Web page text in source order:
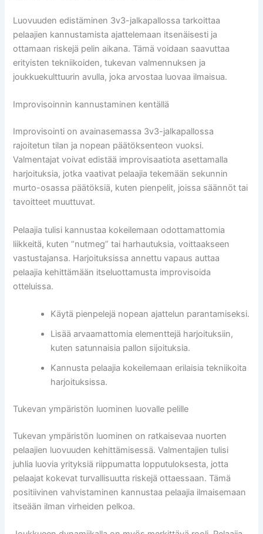
Luovuuden edistäminen 3v3-jalkapallossa tarkoittaa
pelaajien kannustamista ajattelemaan itsenäisesti ja
ottamaan riskejä pelin aikana. Tämä voidaan saavuttaa
erityisten tekniikoiden, tukevan valmennuksen ja
joukkuekulttuurin avulla, joka arvostaa luovaa ilmaisua.
Improvisoinnin kannustaminen kentällä
Improvisointi on avainasemassa 3v3-jalkapallossa
rajoitetun tilan ja nopean päätöksenteon vuoksi.
Valmentajat voivat edistää improvisaatiota asettamalla
harjoituksia, jotka vaativat pelaajia tekemään sekunnin
murto-osassa päätöksiä, kuten pienpelit, joissa säännöt tai
tavoitteet muuttuvat.
Pelaajia tulisi kannustaa kokeilemaan odottamattomia
liikkeitä, kuten “nutmeg” tai harhautuksia, voittaakseen
vastustajansa. Harjoituksissa annettu vapaus auttaa
pelaajia kehittämään itseluottamusta improvisoida
otteluissa.
Käytä pienpelejä nopean ajattelun parantamiseksi.
Lisää arvaamattomia elementtejä harjoituksiin,
kuten satunnaisia pallon sijoituksia.
Kannusta pelaajia kokeilemaan erilaisia tekniikoita
harjoituksissa.
Tukevan ympäristön luominen luovalle pelille
Tukevan ympäristön luominen on ratkaisevaa nuorten
pelaajien luovuuden kehittämisessä. Valmentajien tulisi
juhlia luovia yrityksiä riippumatta lopputuloksesta, jotta
pelaajat kokevat turvallisuutta riskejä ottaessaan. Tämä
positiivinen vahvistaminen kannustaa pelaajia ilmaisemaan
itseään ilman virheiden pelkoa.